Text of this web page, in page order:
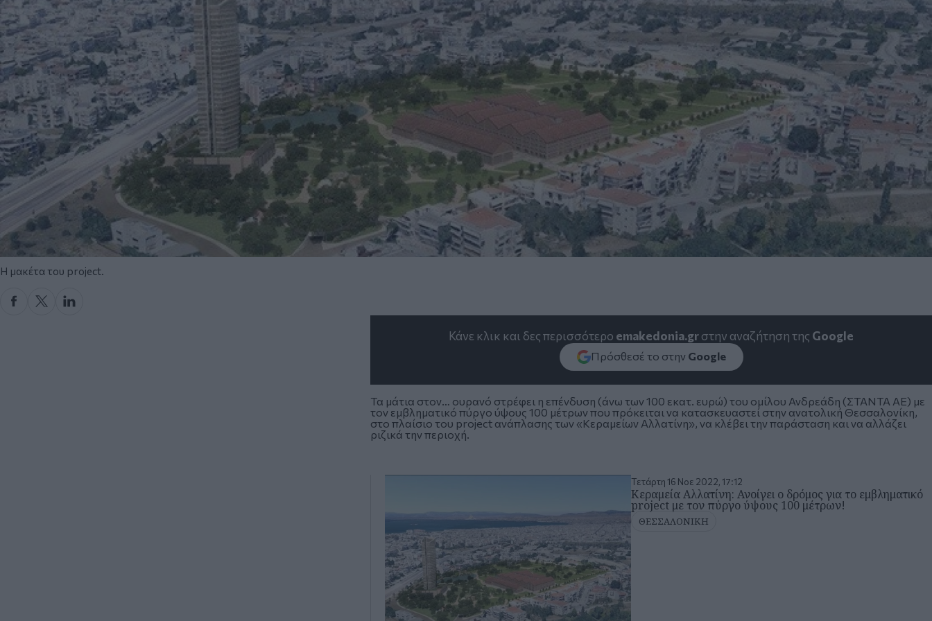
H μακέτα του project.
Κάνε κλικ και δες περισσότερο emakedonia.grστην αναζήτηση της Google
Πρόσθεσέ το στην Google
Τα μάτια στον… ουρανό στρέφει η επένδυση (άνω των 100 εκατ. ευρώ) του ομίλου Ανδρεάδη (ΣΤΑΝΤΑ ΑΕ) με
τον εμβληματικό πύργο ύψους 100 μέτρων που πρόκειται να κατασκευαστεί στην ανατολική Θεσσαλονίκη,
στο πλαίσιο του project ανάπλασης των «Κεραμείων Αλλατίνη», να κλέβει την παράσταση και να αλλάζει
ριζικά την περιοχή.
Τετάρτη 16 Νοε 2022, 17:12
Κεραμεία Αλλατίνη: Ανοίγει ο δρόμος για το εμβληματικό
project με τον πύργο ύψους 100 μέτρων!
ΘΕΣΣΑΛΟΝΙΚΗ